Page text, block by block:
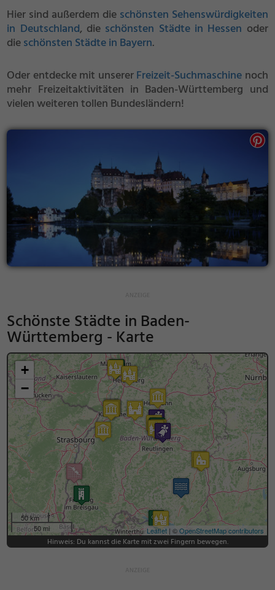
Hier sind außerdem die schönsten Sehenswürdigkeiten
in Deutschland, die schönsten Städte in Hessen oder
dieschönsten Städte in Bayern.
Oder entdecke mit unsererFreizeit-Suchmaschine noch
mehr Freizeitaktivitäten in Baden-Württemberg und
vielen weiteren tollen Bundesländern!
Schönste Städte in Baden-
Württemberg - Karte
+
−
50 km
50 mi
Leaflet| ©OpenStreetMap contributors
Hinweis: Du kannst die Karte mit zwei Fingern bewegen.